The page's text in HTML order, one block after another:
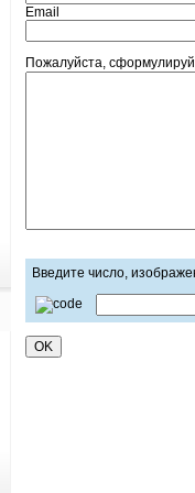
Email
Пожалуйста,
Введите число,